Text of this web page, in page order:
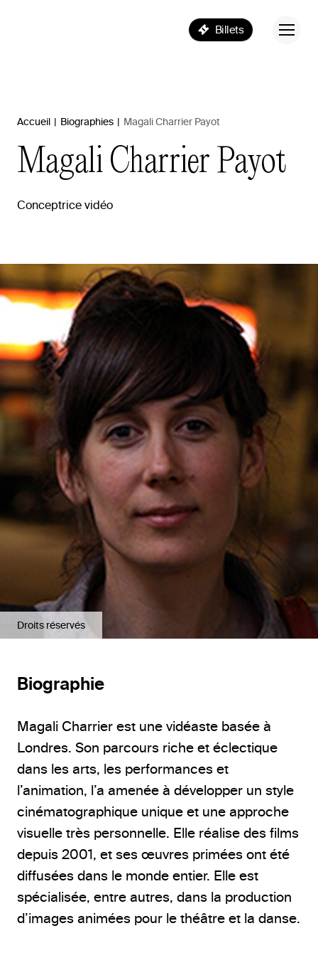
Billets
Accueil | Biographies | Magali Charrier Payot
Magali Charrier Payot
Conceptrice vidéo
Droits réservés
Biographie
Magali Charrier est une vidéaste basée à
Londres. Son parcours riche et éclectique
dans les arts, les performances et
l’animation, l’a amenée à développer un style
cinématographique unique et une approche
visuelle très personnelle. Elle réalise des films
depuis 2001, et ses œuvres primées ont été
diffusées dans le monde entier. Elle est
spécialisée, entre autres, dans la production
d’images animées pour le théâtre et la danse.